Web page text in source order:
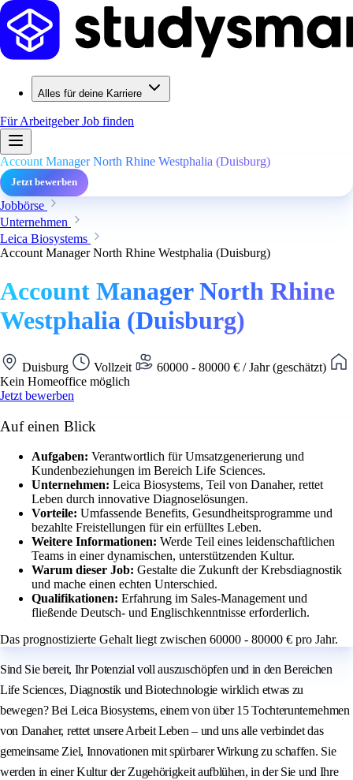
Alles für deine Karriere
Für ArbeitgeberJob finden
Account Manager North Rhine Westphalia (Duisburg)
Jetzt bewerben
Jobbörse
Unternehmen
Leica Biosystems
Account Manager North Rhine Westphalia (Duisburg)
Account Manager North Rhine
Westphalia (Duisburg)
Duisburg Vollzeit
60000 - 80000 € / Jahr (geschätzt)
Kein Homeoffice möglich
Jetzt bewerben
Auf einen Blick
Aufgaben: Verantwortlich für Umsatzgenerierung und
Kundenbeziehungen im Bereich Life Sciences.
Unternehmen: Leica Biosystems, Teil von Danaher, rettet
Leben durch innovative Diagnoselösungen.
Vorteile: Umfassende Benefits, Gesundheitsprogramme und
bezahlte Freistellungen für ein erfülltes Leben.
Weitere Informationen: Werde Teil eines leidenschaftlichen
Teams in einer dynamischen, unterstützenden Kultur.
Warum dieser Job: Gestalte die Zukunft der Krebsdiagnostik
und mache einen echten Unterschied.
Qualifikationen: Erfahrung im Sales-Management und
fließende Deutsch- und Englischkenntnisse erforderlich.
Das prognostizierte Gehalt liegt zwischen 60000 - 80000 € pro Jahr.
Sind Sie bereit, Ihr Potenzial voll auszuschöpfen und in den Bereichen
Life Sciences, Diagnostik und Biotechnologie wirklich etwas zu
bewegen? Bei Leica Biosystems, einem von über 15 Tochterunternehmen
von Danaher, rettet unsere Arbeit Leben – und uns alle verbindet das
gemeinsame Ziel, Innovationen mit spürbarer Wirkung zu schaffen. Sie
werden in einer Kultur der Zugehörigkeit aufblühen, in der Sie und Ihre